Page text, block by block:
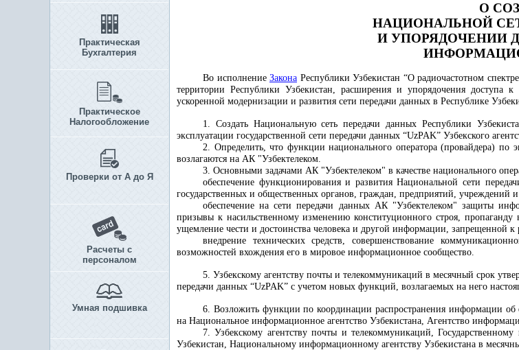
Практическая
Бухгалтерия
Практическое
Налогообложение
Проверки от А до Я
Расчеты с
персоналом
Умная подшивка
О
НАЦИОНАЛЬНОЙ
И УПОРЯДОЧЕНИИ
Во исполнение Закона Республики Узбекистан “О радиочастотном
территории Республики Узбекистан, расширения и упорядочения
ускоренной модернизации и развития сети передачи данных в Республике
1. Создать Национальную сеть передачи данных Республики
эксплуатации государственной сети передачи данных “UzPAK” Узбекского
2. Определить, что функции национального оператора (провайдера) по
возлагаются на АК "Узбектелеком.
3. Основными задачами АК "Узбектелеком" в качестве национального
обеспечение функционирования и развития Национальной сети
государственных и общественных органов, граждан, предприятий, учреждений
обеспечение на сети передачи данных АК "Узбектелеком" защиты
призывы к насильственному изменению конституционного строя,
ущемление чести и достоинства человека и другой информации, запрещенной
внедрение технических средств, совершенствование
возможностей вхождения его в мировое информационное сообщество.
5. Узбекскому агентству почты и телекоммуникаций в месячный срок
передачи данных “UzPAK” с учетом новых функций, возлагаемых на него
6. Возложить функции по координации распространения информации
на Национальное информационное агентство Узбекистана, Агентство
7. Узбекскому агентству почты и телекоммуникаций,
Узбекистан, Национальному информационному агентству Узбекистана в